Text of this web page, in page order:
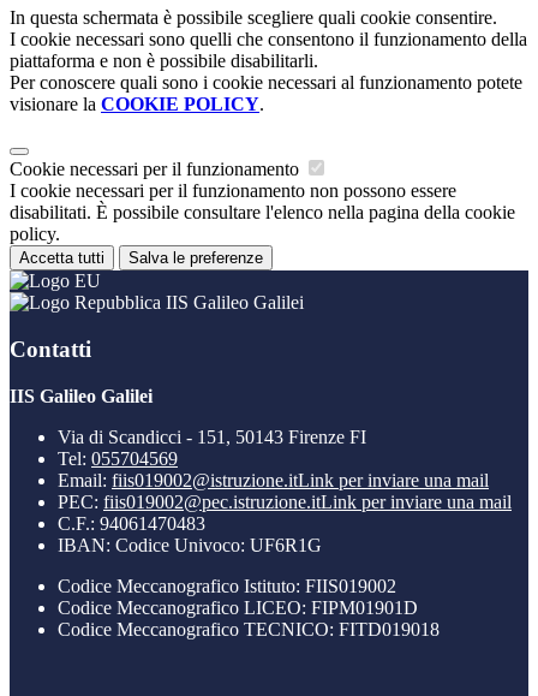
In questa schermata è possibile scegliere quali cookie consentire.
I cookie necessari sono quelli che consentono il funzionamento della
piattaforma e non è possibile disabilitarli.
Per conoscere quali sono i cookie necessari al funzionamento potete
visionare la COOKIE POLICY.
Cookie necessari per il funzionamento
I cookie necessari per il funzionamento non possono essere
disabilitati. È possibile consultare l'elenco nella pagina della cookie
policy.
Accetta tutti Salva le preferenze
IIS Galileo Galilei
Contatti
IIS Galileo Galilei
Via di Scandicci - 151, 50143 Firenze FI
Tel: 055704569
Email: fiis019002@istruzione.itLink per inviare una mail
PEC: fiis019002@pec.istruzione.itLink per inviare una mail
C.F.: 94061470483
IBAN: Codice Univoco: UF6R1G
Codice Meccanografico Istituto: FIIS019002
Codice Meccanografico LICEO: FIPM01901D
Codice Meccanografico TECNICO: FITD019018